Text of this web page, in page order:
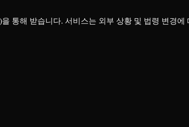
통해 받습니다. 서비스는 외부 상황 및 법령 변경